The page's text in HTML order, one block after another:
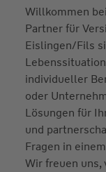
Willkommen
Partner für
Eislingen/Fils
individueller
oder
Lösungen für
und
Fragen in
Wir freuen uns,